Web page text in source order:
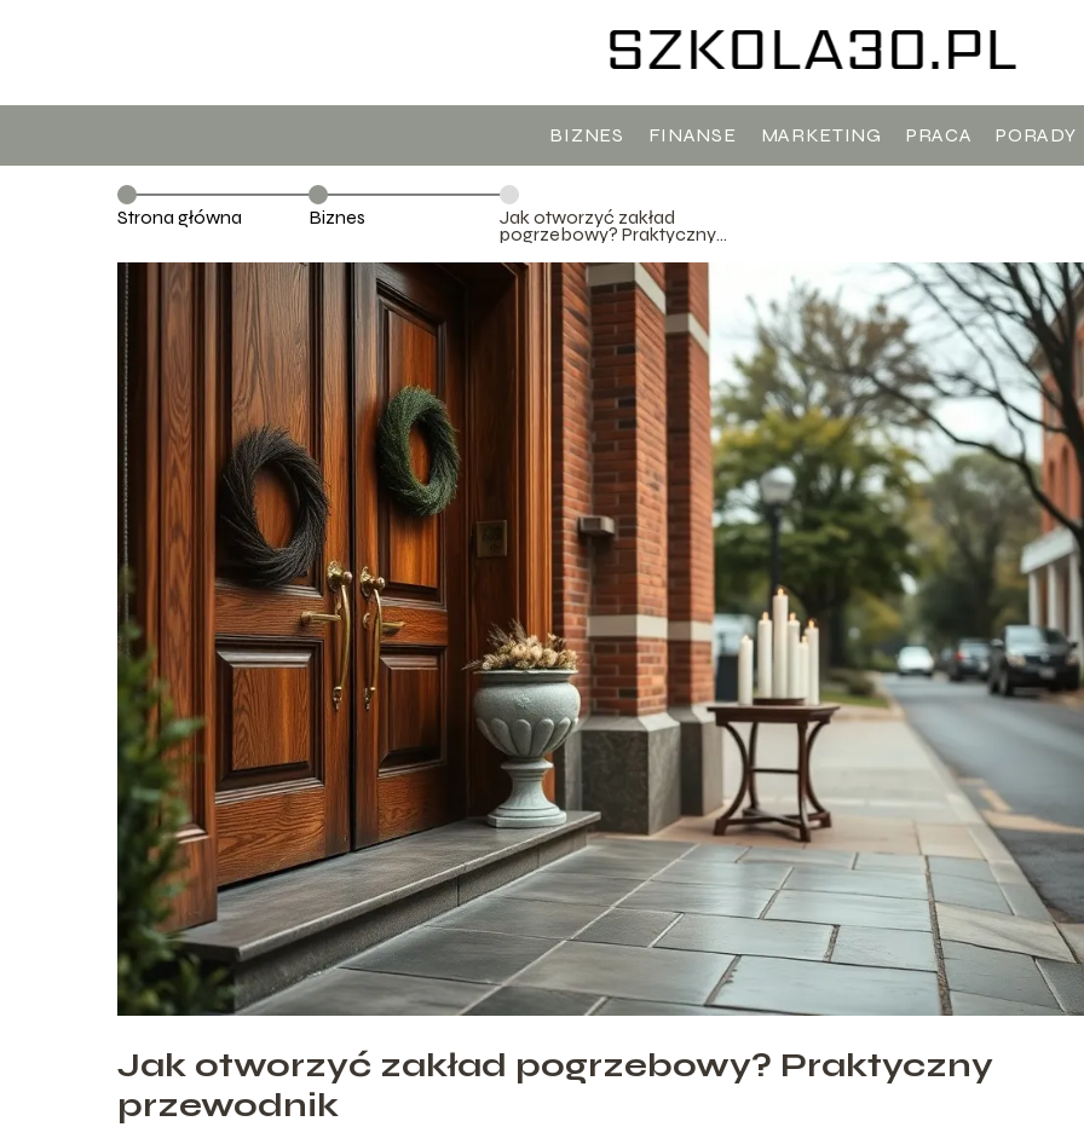
BIZNES FINANSE MARKETING PRACA PORADY
Strona główna Biznes Jak otworzyć zakład
pogrzebowy? Praktyczny
przewodnik
Jak otworzyć zakład pogrzebowy? Praktyczny
przewodnik